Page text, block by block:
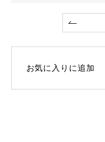
お気に入りに追加